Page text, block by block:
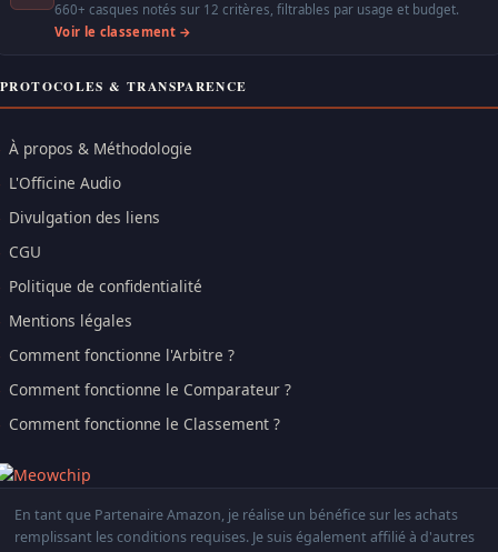
660+ casques notés sur 12 critères, filtrables par usage et budget.
Voir le classement →
PROTOCOLES & TRANSPARENCE
À propos & Méthodologie
L'Officine Audio
Divulgation des liens
CGU
Politique de confidentialité
Mentions légales
Comment fonctionne l'Arbitre ?
Comment fonctionne le Comparateur ?
Comment fonctionne le Classement ?
En tant que Partenaire Amazon, je réalise un bénéfice sur les achats
remplissant les conditions requises. Je suis également affilié à d'autres